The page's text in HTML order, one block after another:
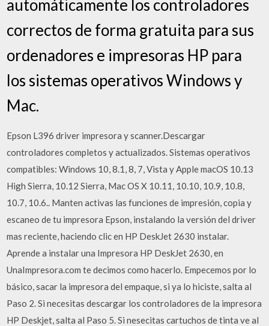
automáticamente los controladores
correctos de forma gratuita para sus
ordenadores e impresoras HP para
los sistemas operativos Windows y
Mac.
Epson L396 driver impresora y scanner.Descargar
controladores completos y actualizados. Sistemas operativos
compatibles: Windows 10, 8.1, 8, 7, Vista y Apple macOS 10.13
High Sierra, 10.12 Sierra, Mac OS X 10.11, 10.10, 10.9, 10.8,
10.7, 10.6.. Manten activas las funciones de impresión, copia y
escaneo de tu impresora Epson, instalando la versión del driver
mas reciente, haciendo clic en HP DeskJet 2630 instalar.
Aprende a instalar una Impresora HP DeskJet 2630, en
UnaImpresora.com te decimos como hacerlo. Empecemos por lo
básico, sacar la impresora del empaque, si ya lo hiciste, salta al
Paso 2. Si necesitas descargar los controladores de la impresora
HP Deskjet, salta al Paso 5. Si nesecitas cartuchos de tinta ve al